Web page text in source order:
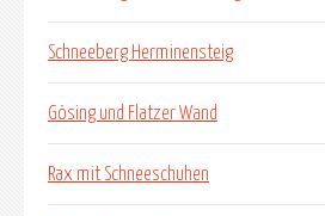
Schneeberg Herminensteig
Gösing und Flatzer Wand
Rax mit Schneeschuhen